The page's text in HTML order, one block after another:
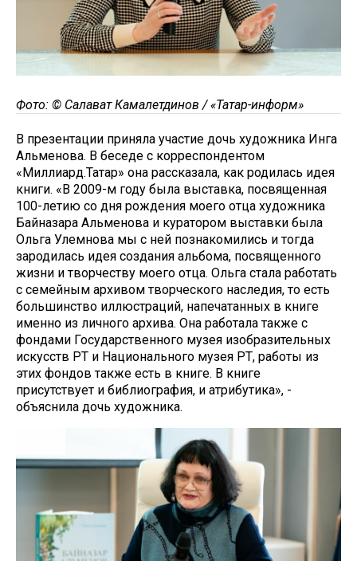
Фото: © Салават Камалетдинов / «Татар-информ»
В презентации приняла участие дочь художника Инга
Альменова. В беседе с корреспондентом
«Миллиард.Татар» она рассказала, как родилась идея
книги. «В 2009-м году была выставка, посвященная
100-летию со дня рождения моего отца художника
Байназара Альменова и куратором выставки была
Ольга Улемнова мы с ней познакомились и тогда
зародилась идея создания альбома, посвященного
жизни и творчеству моего отца. Ольга стала работать
с семейным архивом творческого наследия, то есть
большинство иллюстраций, напечатанных в книге
именно из личного архива. Она работала также с
фондами Государственного музея изобразительных
искусств РТ и Национального музея РТ, работы из
этих фондов также есть в книге. В книге
присутствует и библиография, и атрибутика», -
объяснила дочь художника.